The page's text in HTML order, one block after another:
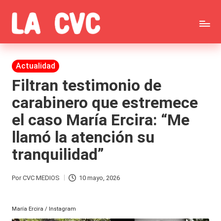
Saltar
al
contenido
C
o
p
u
c
h
a
s
y
ar
Todas
las
noticias
de
la
farándula,
Realitys,
Tierra
Gran
Publicada
en
Actualidad
Filtran testimonio de
carabinero que estremece
el caso María Ercira: “Me
llamó la atención su
tranquilidad”
Publicado
PorCVC MEDIOS 10 mayo, 2026
María Ercira / Instagram